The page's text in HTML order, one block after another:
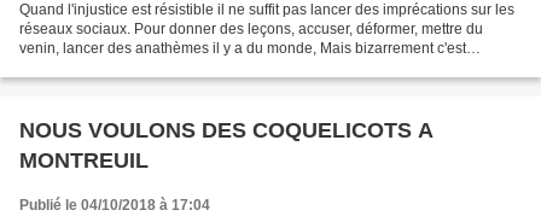
Quand l'injustice est résistible il ne suffit pas lancer des imprécations sur les
réseaux sociaux. Pour donner des leçons, accuser, déformer, mettre du
venin, lancer des anathèmes il y a du monde, Mais bizarrement c'est
NOUS VOULONS DES COQUELICOTS A
MONTREUIL
Publié le 04/10/2018 à 17:04